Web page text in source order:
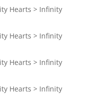
Hearts > Infinity
Hearts > Infinity
Hearts > Infinity
Hearts > Infinity